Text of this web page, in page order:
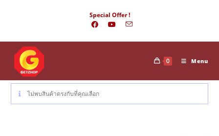
Special Offer !
0 Menu
ไม่พบสินค้าตรงกับที่คุณเลือก